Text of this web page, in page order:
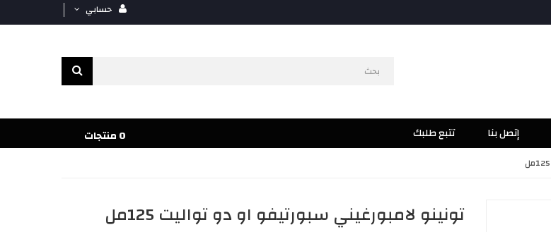
حسابي
إتصل بنا تتبع طلبك 0 منتجات
تونينو لامبورغيني سبورتيفو او دو تواليت 125مل